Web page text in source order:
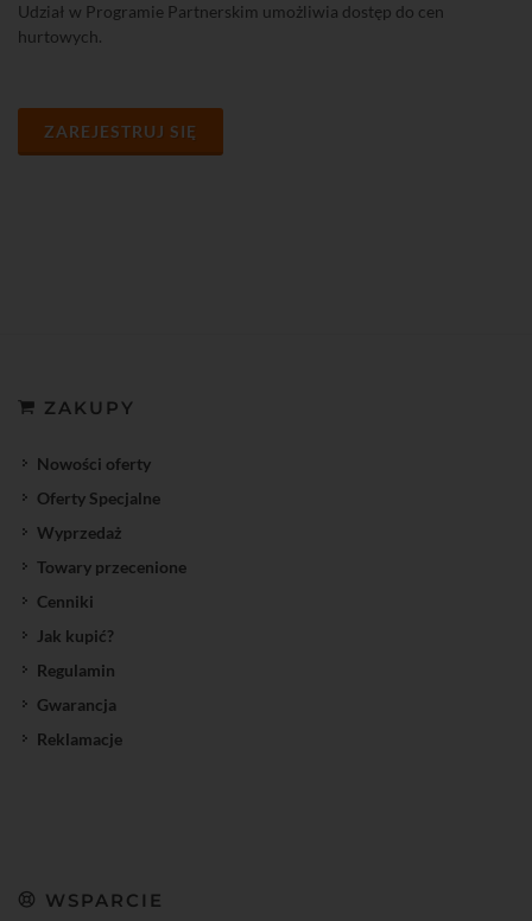
Udział w Programie Partnerskim umożliwia dostęp do cen
hurtowych.
ZAREJESTRUJ SIĘ
ZAKUPY
Nowości oferty
Oferty Specjalne
Wyprzedaż
Towary przecenione
Cenniki
Jak kupić?
Regulamin
Gwarancja
Reklamacje
WSPARCIE